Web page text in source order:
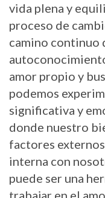
vida plena y
proceso de
camino continuo
amor propio y
podemos
significativa y
donde nuestro
factores
interna con
puede ser una
trabajar en el